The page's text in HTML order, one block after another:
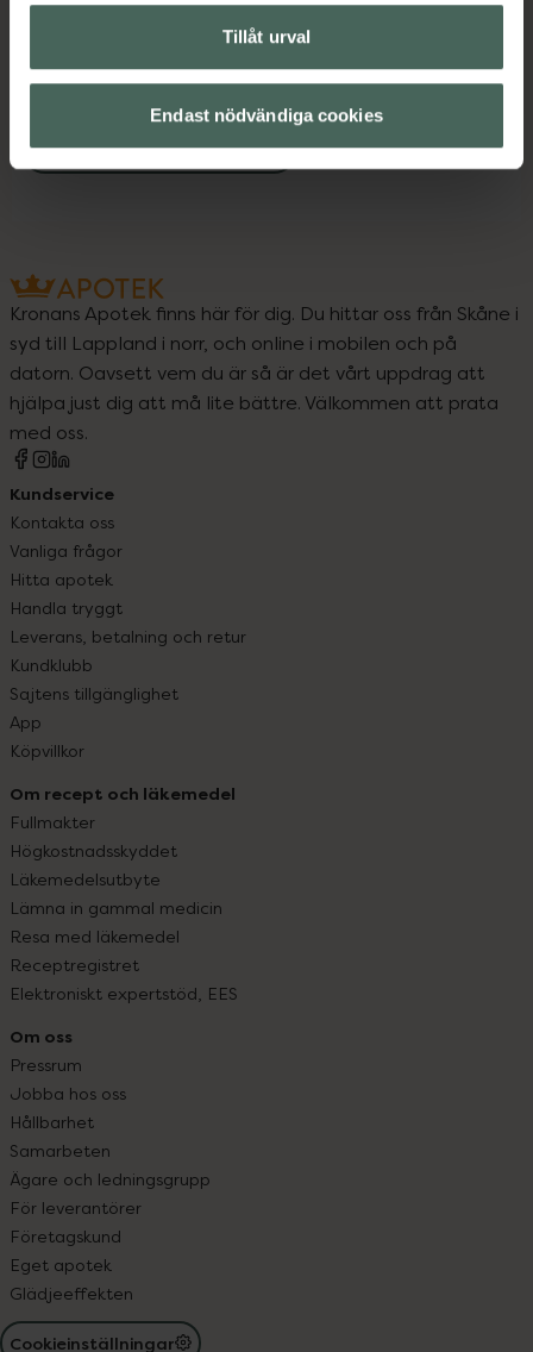
Tillåt urval
Endast nödvändiga cookies
Upptäck flera produkter inom
Intimhygien
Intimtvål
Veganska produkter
Kronans Apotek finns här för dig. Du hittar oss från Skåne i
syd till Lappland i norr, och online i mobilen och på
datorn. Oavsett vem du är så är det vårt uppdrag att
hjälpa just dig att må lite bättre. Välkommen att prata
med oss.
Kundservice
Kontakta oss
Vanliga frågor
Hitta apotek
Handla tryggt
Leverans, betalning och retur
Kundklubb
Sajtens tillgänglighet
App
Köpvillkor
Om recept och läkemedel
Fullmakter
Högkostnadsskyddet
Läkemedelsutbyte
Lämna in gammal medicin
Resa med läkemedel
Receptregistret
Elektroniskt expertstöd, EES
Om oss
Pressrum
Jobba hos oss
Hållbarhet
Samarbeten
Ägare och ledningsgrupp
För leverantörer
Företagskund
Eget apotek
Glädjeeffekten
Cookieinställningar